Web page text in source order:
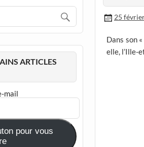
25
Dans son
elle, l’Ille-
ARTICLES
mail
pour vous